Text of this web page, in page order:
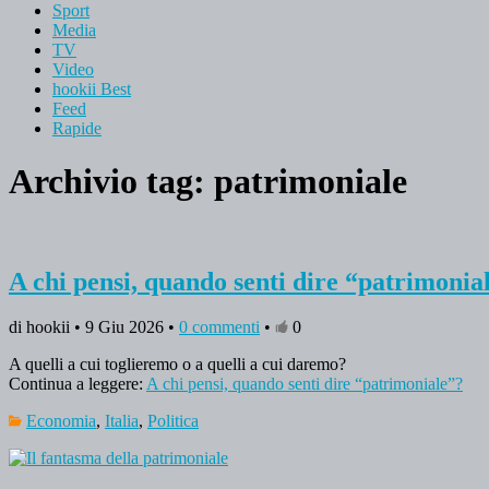
Sport
Media
TV
Video
hookii Best
Feed
Rapide
Archivio tag: patrimoniale
A chi pensi, quando senti dire
di hookii • 9 Giu 2026 • 0 commenti •
0
A quelli a cui toglieremo o a quelli a cui daremo?
Continua a leggere: A chi pensi, quando senti dire “patrimoniale”?
Economia, Italia, Politica